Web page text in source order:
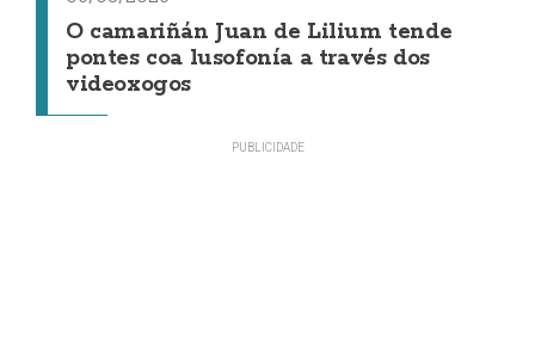
O camariñán Juan de Lilium tende
pontes coa lusofonía a través dos
videoxogos